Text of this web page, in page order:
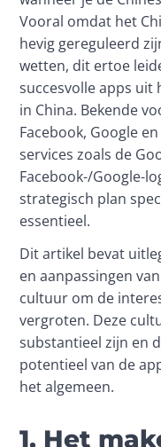
Vooral omdat het
hevig gereguleerd
wetten, dit ertoe
succesvolle apps uit
in China. Bekende
Facebook, Google
services zoals de
Facebook-/Google-
strategisch plan
essentieel.
Dit artikel bevat
en aanpassingen
cultuur om de
vergroten. Deze
substantieel zijn en
potentieel van de
het algemeen.
1. Het